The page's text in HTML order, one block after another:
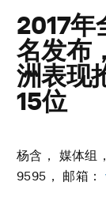
2017年
名发布
洲表现
15位
杨含， 媒体组
9595， 邮箱：